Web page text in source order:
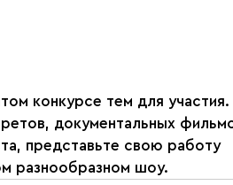
конкурсе тем для
документальных
представьте свою работу
разнообразном шоу.